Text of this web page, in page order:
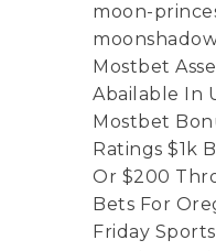
moon-
Mostbet
Abailable In
Mostbet
Ratings $1k
Or $200
Bets For
Friday Sports